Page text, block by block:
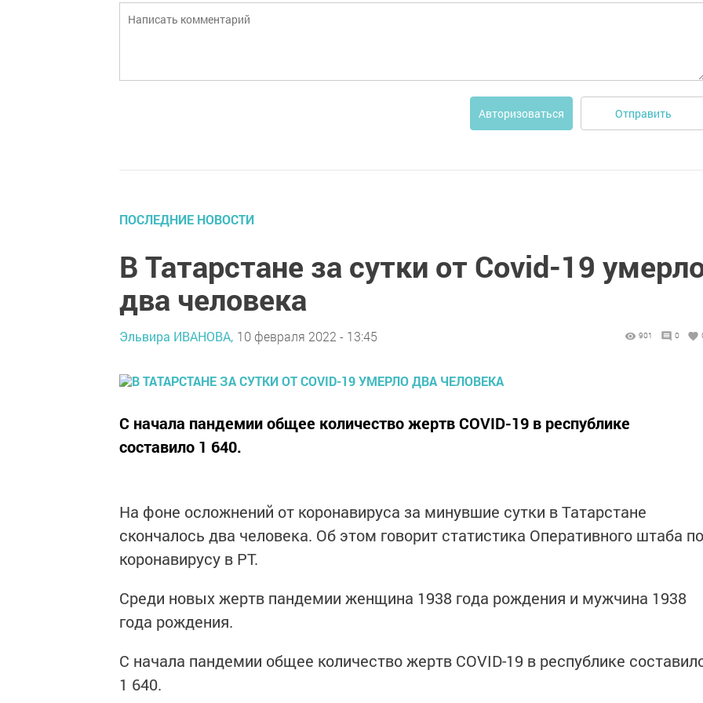
Авторизоваться Отправить
ПОСЛЕДНИЕ НОВОСТИ
В Татарстане за сутки от Covid-19
два человека
Эльвира ИВАНОВА, 10 февраля 2022 - 13:45 901 0
С начала пандемии общее количество жертв COVID-19 в республике
составило 1 640.
На фоне осложнений от коронавируса за минувшие сутки в Татарстане
скончалось два человека. Об этом говорит статистика Оперативного штаба по
коронавирусу в РТ.
Среди новых жертв пандемии женщина 1938 года рождения и мужчина 1938
года рождения.
С начала пандемии общее количество жертв COVID-19 в республике
1 640.